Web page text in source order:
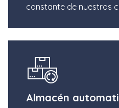
constante de nuestros
Almacén